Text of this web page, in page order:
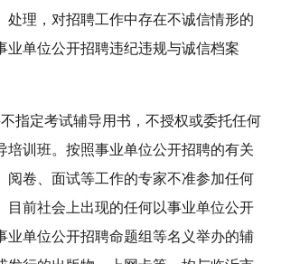
处理，对招聘工作中存在不诚信情形的
业单位公开招聘违纪违规与诚信档案
指定考试辅导用书，不授权或委托任何
培训班。按照事业单位公开招聘的有关
阅卷、面试等工作的专家不准参加任何
目前社会上出现的任何以事业单位公开
业单位公开招聘命题组等名义举办的辅